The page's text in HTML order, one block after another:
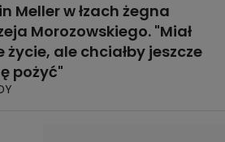
Meller w łzach żegna
Morozowskiego. "Miał
życie, ale chciałby jeszcze
pożyć"